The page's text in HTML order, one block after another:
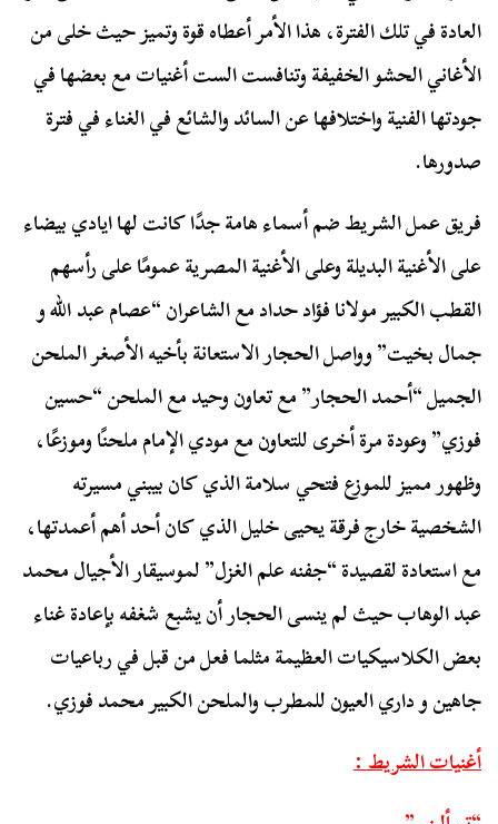
العادة في تلك الفترة، هذا الأمر أعطاه قوة وتميز حيث خلى من
الأغاني الحشو الخفيفة وتنافست الست أغنيات مع بعضها في
جودتها الفنية واختلافها عن السائد والشائع في الغناء في فترة
صدورها.
فريق عمل الشريط ضم أسماء هامة جدًا كانت لها ايادي بيضاء
على الأغنية البديلة وعلى الأغنية المصرية عمومًا على رأسهم
القطب الكبير مولانا فؤاد حداد مع الشاعران “عصام عبد الله و
جمال بخيت” وواصل الحجار الاستعانة بأخيه الأصغر الملحن
الجميل “أحمد الحجار” مع تعاون وحيد مع الملحن “حسين
فوزي” وعودة مرة أخرى للتعاون مع مودي الإمام ملحنًا وموزعًا،
وظهور مميز للموزع فتحي سلامة الذي كان بيبني مسيرته
الشخصية خارج فرقة يحيى خليل الذي كان أحد أهم أعمدتها،
مع استعادة لقصيدة “جفنه علم الغزل” لموسيقار الأجيال محمد
عبد الوهاب حيث لم ينسى الحجار أن يشبع شغفه بإعادة غناء
بعض الكلاسيكيات العظيمة مثلما فعل من قبل في رباعيات
جاهين و داري العيون للمطرب والملحن الكبير محمد فوزي.
أغنيات الشريط :